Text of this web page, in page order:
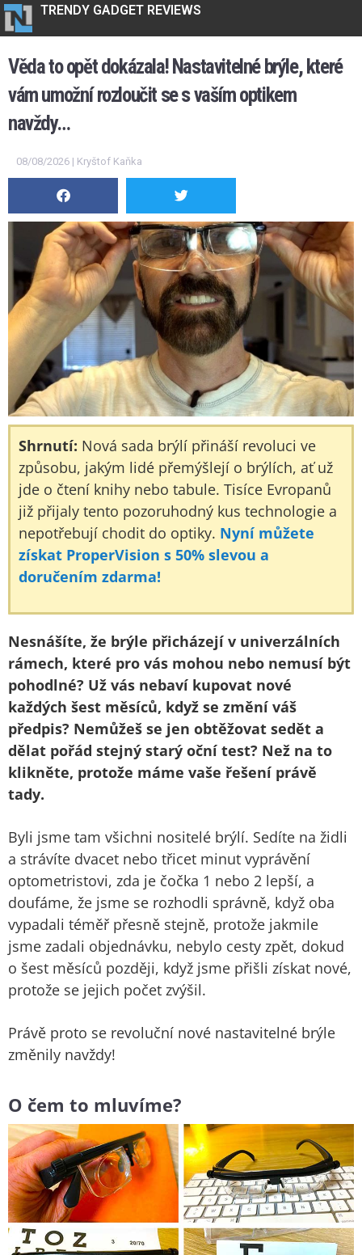
TRENDY GADGET REVIEWS
Věda to opět dokázala! Nastavitelné brýle, které
vám umožní rozloučit se s vaším optikem
navždy…
08/08/2026 | Kryštof Kaňka
Shrnutí: Nová sada brýlí přináší revoluci ve
způsobu, jakým lidé přemýšlejí o brýlích, ať už
jde o čtení knihy nebo tabule. Tisíce Evropanů
již přijaly tento pozoruhodný kus technologie a
nepotřebují chodit do optiky. Nyní můžete
získat ProperVision s 50% slevou a
doručením zdarma!
Nesnášíte, že brýle přicházejí v univerzálních
rámech, které pro vás mohou nebo nemusí být
pohodlné? Už vás nebaví kupovat nové
každých šest měsíců, když se změní váš
předpis? Nemůžeš se jen obtěžovat sedět a
dělat pořád stejný starý oční test? Než na to
klikněte, protože máme vaše řešení právě
tady.
Byli jsme tam všichni nositelé brýlí. Sedíte na židli
a strávíte dvacet nebo třicet minut vyprávění
optometristovi, zda je čočka 1 nebo 2 lepší, a
doufáme, že jsme se rozhodli správně, když oba
vypadali téměř přesně stejně, protože jakmile
jsme zadali objednávku, nebylo cesty zpět, dokud
o šest měsíců později, když jsme přišli získat nové,
protože se jejich počet zvýšil.
Právě proto se revoluční nové nastavitelné brýle
změnily navždy!
O čem to mluvíme?